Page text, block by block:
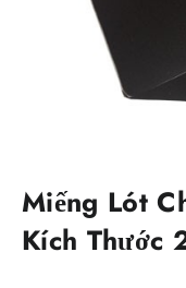
Miếng Lót
Kích Thước